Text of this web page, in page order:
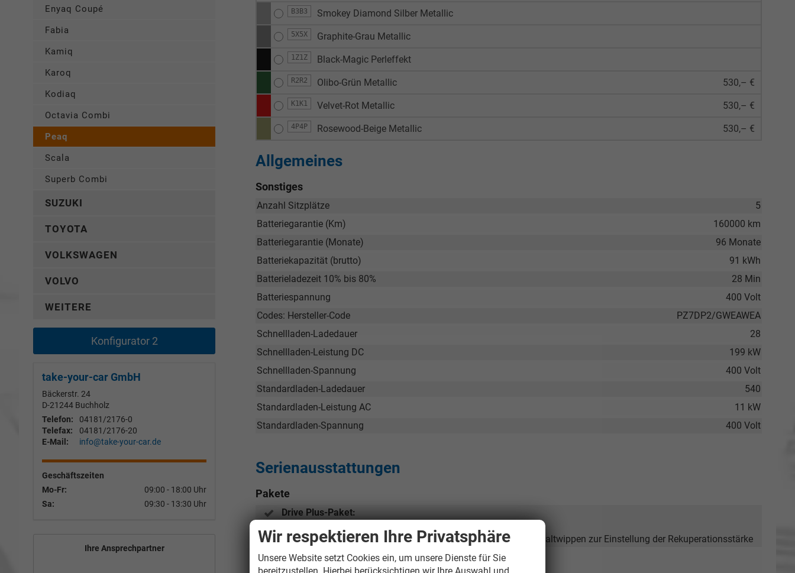
B3B3 Smokey Diamond Silber Metallic
5X5X Graphite-Grau Metallic
1Z1Z Black-Magic Perleffekt
R2R2 Olibo-Grün Metallic 530,– €
K1K1 Velvet-Rot Metallic 530,– €
4P4P Rosewood-Beige Metallic 530,– €
Allgemeines
Sonstiges
5
Anzahl Sitzplätze
160000 km
Batteriegarantie (Km)
96 Monate
Batteriegarantie (Monate)
91 kWh
Batteriekapazität (brutto)
28 Min
Batterieladezeit 10% bis 80%
400 Volt
Batteriespannung
PZ7DP2/GWEAWEA
Codes: Hersteller-Code
28
Schnellladen-Ladedauer
199 kW
Schnellladen-Leistung DC
400 Volt
Schnellladen-Spannung
540
Standardladen-Ladedauer
11 kW
Standardladen-Leistung AC
400 Volt
Standardladen-Spannung
Serienausstattungen
Pakete
Drive Plus-Paket:
Beheizbares Sportlederlenkrad mit Multifunktionstasten und Schaltwippen zur Einstellung der Rekuperationsstärke
LED Plus-Paket:
Enyaq Coupé
Fabia
Kamiq
Karoq
Kodiaq
Octavia Combi
Peaq
Scala
Superb Combi
SUZUKI
TOYOTA
VOLKSWAGEN
VOLVO
WEITERE
Konfigurator 2
take-your-car GmbH
Bäckerstr. 24
D-21244 Buchholz
Telefon:
04181/2176-0
Telefax:
04181/2176-20
E-Mail:
info@take-your-car.de
Geschäftszeiten
Mo-Fr:
09:00 - 18:00 Uhr
Sa:
09:30 - 13:30 Uhr
Ihre Ansprechpartner
Wir respektieren Ihre Privatsphäre
Unsere Website setzt Cookies ein, um unsere Dienste für Sie